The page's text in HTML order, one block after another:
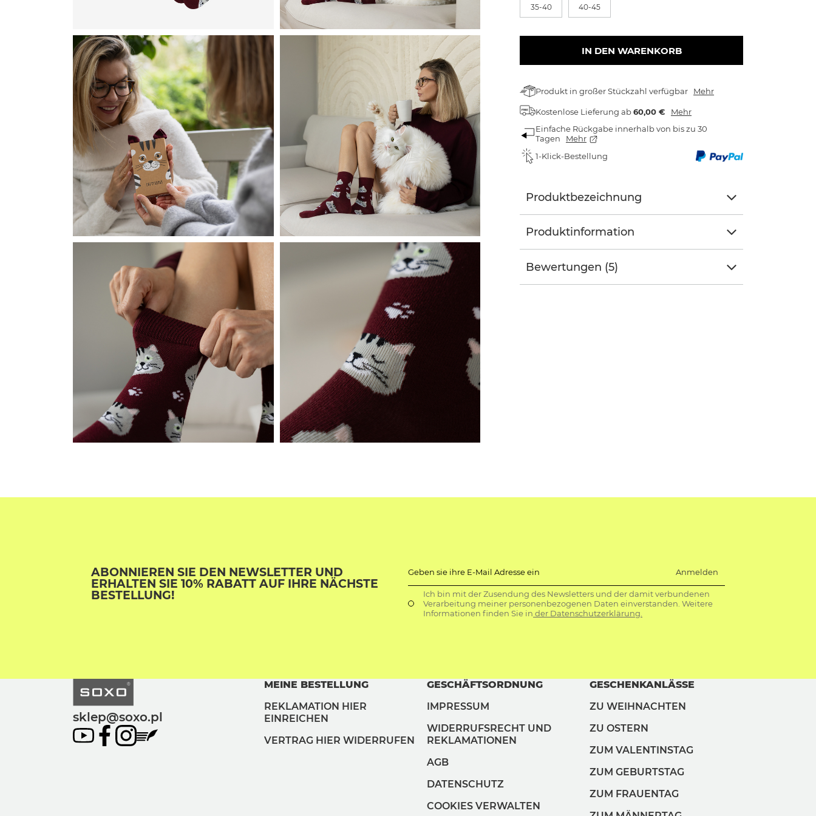
35-40 40-45
IN DEN WARENKORB
Produkt in großer Stückzahl verfügbar Mehr
Kostenlose Lieferung ab60,00 €
Mehr
Einfache Rückgabe innerhalb von bis zu 30
Tagen
Mehr
1-Klick-Bestellung
Produktbezeichnung
Produktinformation
Bewertungen (5)
ABONNIEREN SIE DEN NEWSLETTER UND
ERHALTEN SIE 10% RABATT AUF IHRE NÄCHSTE
BESTELLUNG!
Geben sie ihre E-Mail Adresse ein Anmelden
Ich bin mit der Zusendung des Newsletters und der damit verbundenen
Verarbeitung meiner personenbezogenen Daten einverstanden. Weitere
Informationen finden Sie in der Datenschutzerklärung.
sklep@soxo.pl
MEINE BESTELLUNG
REKLAMATION HIER
EINREICHEN
VERTRAG HIER WIDERRUFEN
GESCHÄFTSORDNUNG
IMPRESSUM
WIDERRUFSRECHT UND
REKLAMATIONEN
AGB
DATENSCHUTZ
COOKIES VERWALTEN
GESCHENKANLÄSSE
ZU WEIHNACHTEN
ZU OSTERN
ZUM VALENTINSTAG
ZUM GEBURTSTAG
ZUM FRAUENTAG